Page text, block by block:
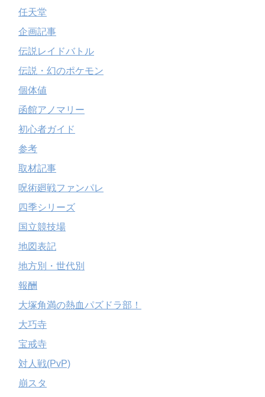
任天堂
企画記事
伝説レイドバトル
伝説・幻のポケモン
個体値
函館アノマリー
初心者ガイド
参考
取材記事
呪術廻戦ファンパレ
四季シリーズ
国立競技場
地図表記
地方別・世代別
報酬
大塚角満の熱血パズドラ部！
大巧寺
宝戒寺
対人戦(PvP)
崩スタ